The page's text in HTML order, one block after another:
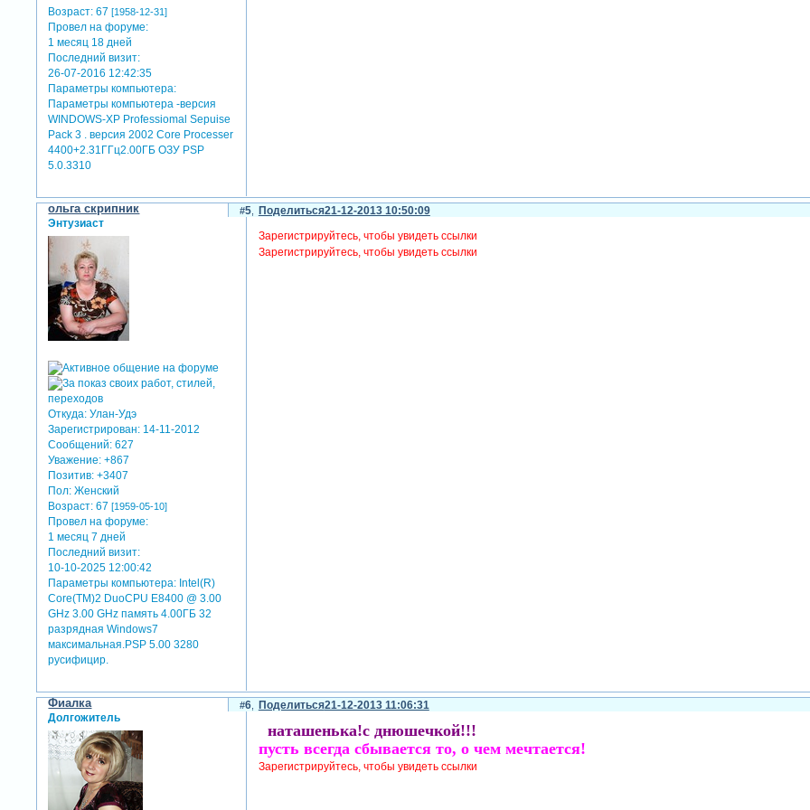
Возраст: 67[1958-12-31]
Провел на форуме:
1 месяц 18 дней
Последний визит:
26-07-2016 12:42:35
Параметры компьютера:
Параметры компьютера -версия
WINDOWS-XP Professiomal Sepuise
Pack 3 . версия 2002 Core Processer
4400+2.31ГГц2.00ГБ ОЗУ PSP
5.0.3310
Поделиться
5 21-12-2013 10:50:09
ольга скрипник
Энтузиаст
Откуда: Улан-Удэ
Зарегистрирован: 14-11-2012
Сообщений: 627
Уважение: +867
Позитив: +3407
Пол: Женский
Возраст: 67[1959-05-10]
Провел на форуме:
1 месяц 7 дней
Последний визит:
10-10-2025 12:00:42
Параметры компьютера: Intel(R)
Core(TM)2 DuoCPU E8400 @ 3.00
GHz 3.00 GHz память 4.00ГБ 32
разрядная Windows7
максимальная.PSP 5.00 3280
русифицир.
Зарегистрируйтесь, чтобы увидеть ссылки
Зарегистрируйтесь, чтобы увидеть ссылки
Поделиться
6 21-12-2013 11:06:31
Фиалка
Долгожитель
наташенька!с днюшечкой!!!
пусть всегда сбывается то, о чем мечтается!
Зарегистрируйтесь, чтобы увидеть ссылки